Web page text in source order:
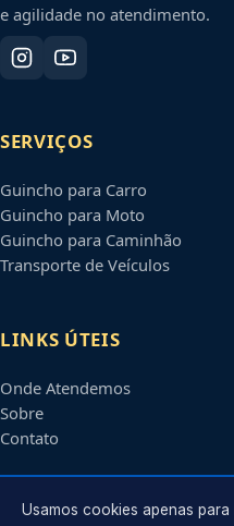
e agilidade no atendimento.
SERVIÇOS
Guincho para Carro
Guincho para Moto
Guincho para Caminhão
Transporte de Veículos
LINKS ÚTEIS
Onde Atendemos
Sobre
Contato
CONTATO
Usamos cookies apenas